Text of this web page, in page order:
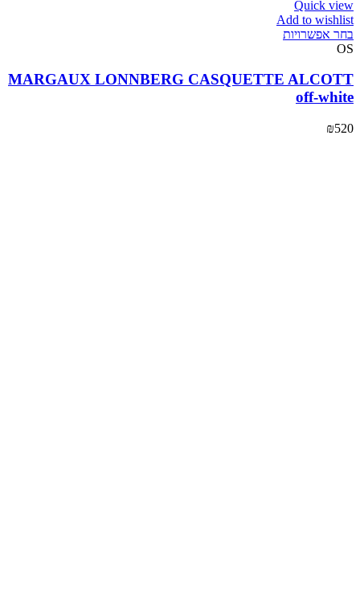
Quick view
Add to wishlist
בחר אפשרויות
OS
MARGAUX LONNBERG CASQUETTE ALCOTT
off-white
₪520